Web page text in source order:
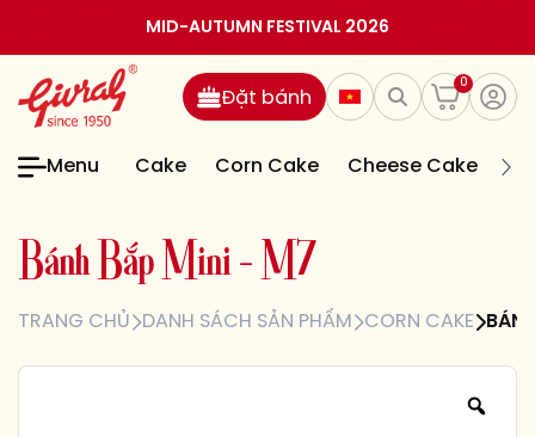
MID-AUTUMN FESTIVAL 2026
0
Đặt bánh
Menu Cake Corn Cake Cheese Cake
Bánh Bắp M ini – M 7
TRANG CHỦ DANH SÁCH SẢN PHẨM CORN CAKE